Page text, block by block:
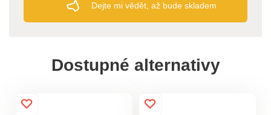
Dejte mi vědět, až bude skladem
Dostupné alternativy